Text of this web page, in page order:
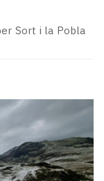
Sort i la Pobla